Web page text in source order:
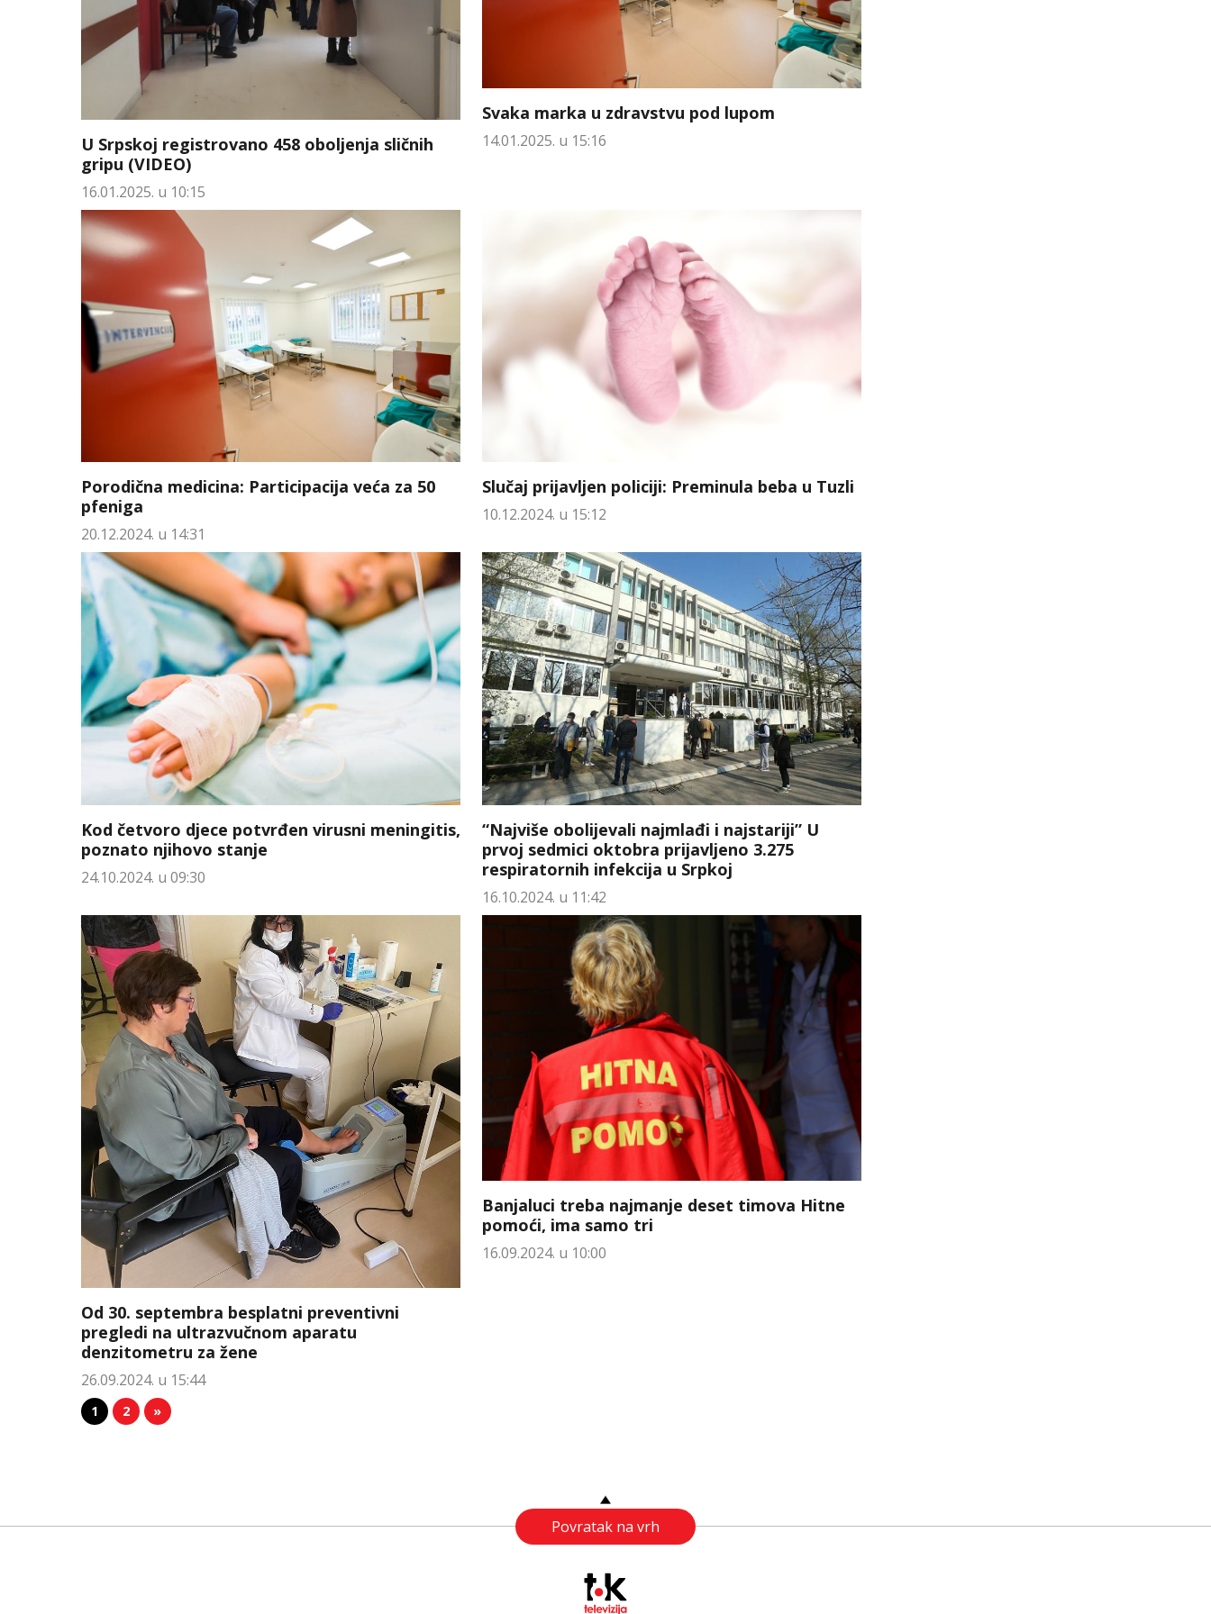
U Srpskoj registrovano 458 oboljenja sličnih
gripu (VIDEO)
16.01.2025. u 10:15
Svaka marka u zdravstvu pod lupom
14.01.2025. u 15:16
Porodična medicina: Participacija veća za 50
pfeniga
20.12.2024. u 14:31
Slučaj prijavljen policiji: Preminula beba u Tuzli
10.12.2024. u 15:12
Kod četvoro djece potvrđen virusni meningitis,
poznato njihovo stanje
24.10.2024. u 09:30
“Najviše obolijevali najmlađi i najstariji” U
prvoj sedmici oktobra prijavljeno 3.275
respiratornih infekcija u Srpkoj
16.10.2024. u 11:42
Od 30. septembra besplatni preventivni
pregledi na ultrazvučnom aparatu
denzitometru za žene
26.09.2024. u 15:44
Banjaluci treba najmanje deset timova Hitne
pomoći, ima samo tri
16.09.2024. u 10:00
1 2 »
Povratak na vrh